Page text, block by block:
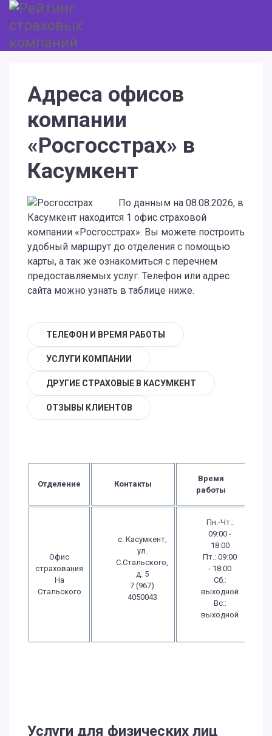
Адреса офисов
компании
«Росгосстрах» в
Касумкент
По данным на 08.08.2026, в
Касумкент находится 1 офис страховой
компании «Росгосстрах». Вы можете построить
удобный маршрут до отделения с помощью
карты, а так же ознакомиться с перечнем
предоставляемых услуг. Телефон или адрес
сайта можно узнать в таблице ниже.
ТЕЛЕФОН И ВРЕМЯ РАБОТЫ
УСЛУГИ КОМПАНИИ
ДРУГИЕ СТРАХОВЫЕ В КАСУМКЕНТ
ОТЗЫВЫ КЛИЕНТОВ
Отделение Контакты
Время
работы
Офис
страхования
На
Стальского
с. Касумкент,
ул.
С.Стальского,
д. 5
7 (967)
4050043
Пн.-Чт.:
09:00 -
18:00
Пт.: 09:00
- 18:00
Сб.:
выходной
Вс.:
выходной
Услуги для физических лиц